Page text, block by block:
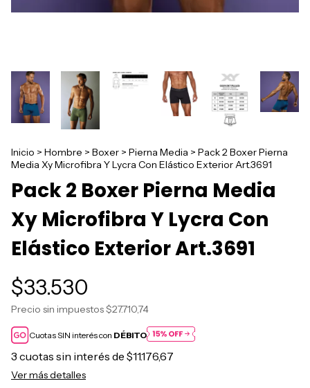
Inicio > Hombre > Boxer > Pierna Media > Pack 2 Boxer Pierna
Media Xy Microfibra Y Lycra Con Elástico Exterior Art.3691
Pack 2 Boxer Pierna Media
Xy Microfibra Y Lycra Con
Elástico Exterior Art.3691
$33.530
Precio sin impuestos$27.710,74
Cuotas SIN interés con DÉBITO
3 cuotas sin interés de $11.176,67
Ver más detalles